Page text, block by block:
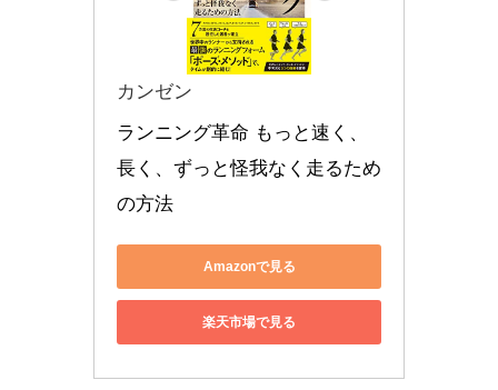
カンゼン
ランニング革命 もっと速く、
長く、ずっと怪我なく走るため
の方法
Amazonで見る
楽天市場で見る